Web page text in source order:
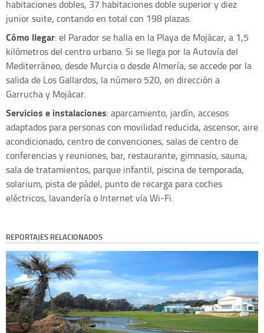
habitaciones dobles, 37 habitaciones doble superior y diez
junior suite, contando en total con 198 plazas.
Cómo llegar: el Parador se halla en la Playa de Mojácar, a 1,5
kilómetros del centro urbano. Si se llega por la Autovía del
Mediterráneo, desde Murcia o desde Almería, se accede por la
salida de Los Gallardos, la número 520, en dirección a
Garrucha y Mojácar.
Servicios e instalaciones: aparcamiento, jardín, accesos
adaptados para personas con movilidad reducida, ascensor, aire
acondicionado, centro de convenciones, salas de centro de
conferencias y reuniones, bar, restaurante, gimnasio, sauna,
sala de tratamientos, parque infantil, piscina de temporada,
solarium, pista de pádel, punto de recarga para coches
eléctricos, lavandería o Internet vía Wi-Fi.
REPORTAJES RELACIONADOS